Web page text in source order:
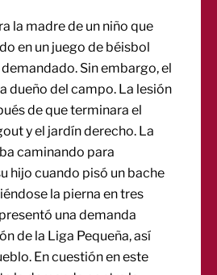
la madre de un niño que
en un juego de béisbol
Sin embargo, el
dueño del campo. La lesión
de que terminara el
y el jardín derecho. La
caminando para
hijo cuando pisó un bache
la pierna en tres
una demanda
de la Liga Pequeña, así
En cuestión en este